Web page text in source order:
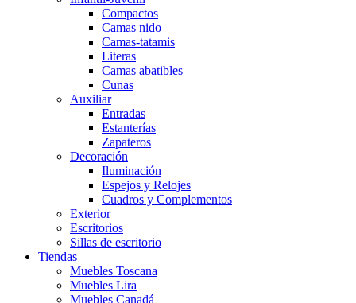
Compactos
Camas nido
Camas-tatamis
Literas
Camas abatibles
Cunas
Auxiliar
Entradas
Estanterías
Zapateros
Decoración
Iluminación
Espejos y Relojes
Cuadros y Complementos
Exterior
Escritorios
Sillas de escritorio
Tiendas
Muebles Toscana
Muebles Lira
Muebles Canadá